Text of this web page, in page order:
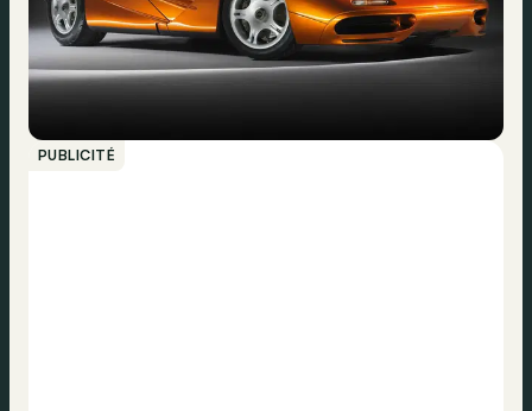
PUBLICITÉ